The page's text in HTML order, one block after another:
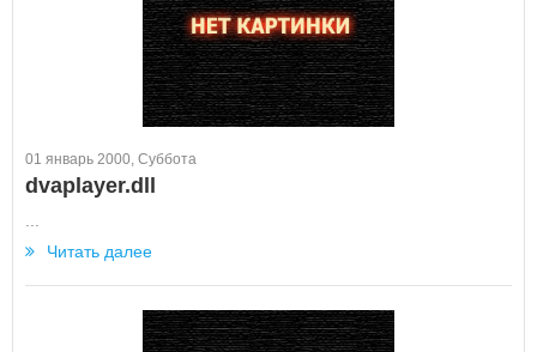
01 январь 2000, Суббота
dvaplayer.dll
Читать далее